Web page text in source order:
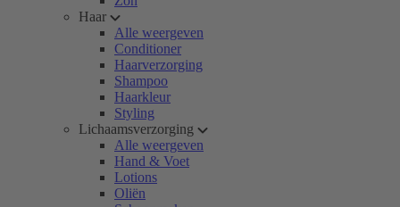
Haar
Alle weergeven
Conditioner
Haarverzorging
Shampoo
Haarkleur
Styling
Lichaamsverzorging
Alle weergeven
Hand & Voet
Lotions
Oliën